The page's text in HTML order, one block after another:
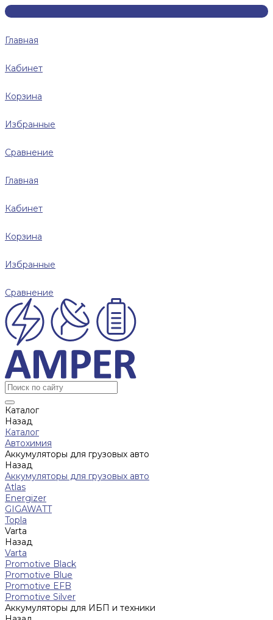
Главная
Кабинет
Корзина
Избранные
Сравнение
Главная
Кабинет
Корзина
Избранные
Сравнение
Каталог
Назад
Каталог
Автохимия
Аккумуляторы для грузовых авто
Назад
Аккумуляторы для грузовых авто
Atlas
Energizer
GIGAWATT
Topla
Varta
Назад
Varta
Promotive Black
Promotive Blue
Promotive EFB
Promotive Silver
Аккумуляторы для ИБП и техники